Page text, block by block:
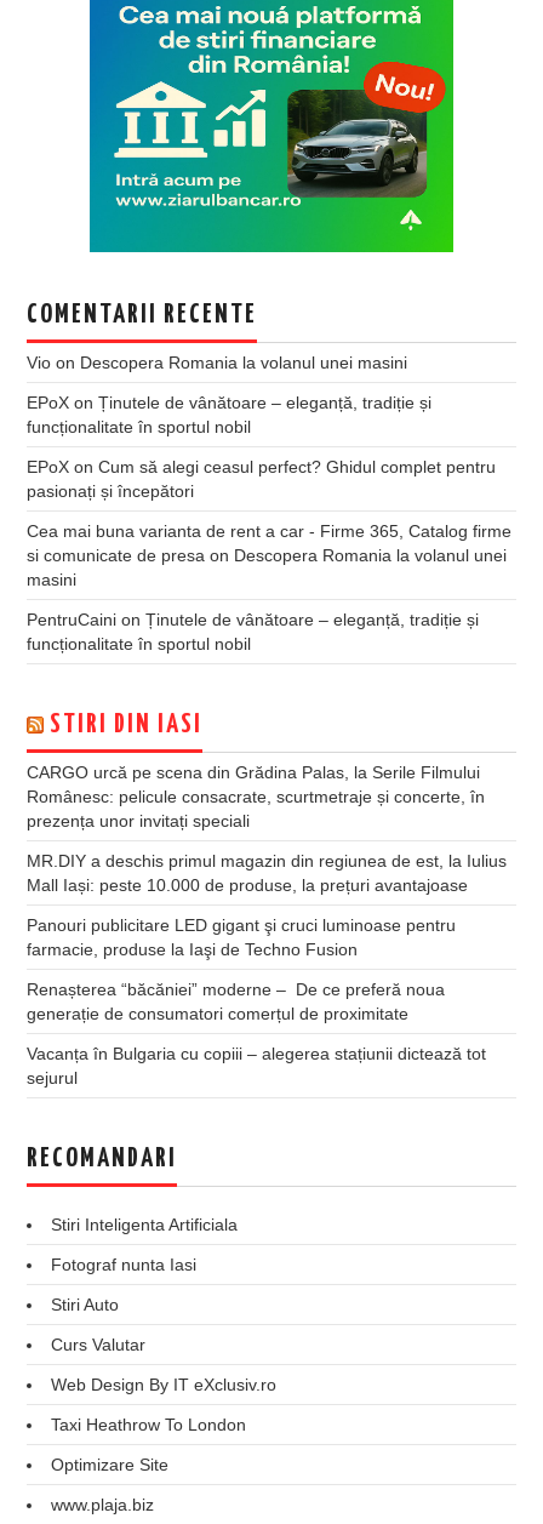
COMENTARII RECENTE
Vio on Descopera Romania la volanul unei masini
EPoX onȚinutele de vânătoare – eleganță, tradiție și
funcționalitate în sportul nobil
EPoX onCum să alegi ceasul perfect? Ghidul complet pentru
pasionați și începători
Cea mai buna varianta de rent a car - Firme 365, Catalog firme
si comunicate de presa on Descopera Romania la volanul unei
masini
PentruCaini onȚinutele de vânătoare – eleganță, tradiție și
funcționalitate în sportul nobil
STIRI DIN IASI
CARGO urcă pe scena din Grădina Palas, la Serile Filmului
Românesc: pelicule consacrate, scurtmetraje și concerte, în
prezența unor invitați speciali
MR.DIY a deschis primul magazin din regiunea de est, la Iulius
Mall Iași: peste 10.000 de produse, la prețuri avantajoase
Panouri publicitare LED gigant şi cruci luminoase pentru
farmacie, produse la Iaşi de Techno Fusion
Renașterea “băcăniei” moderne – De ce preferă noua
generație de consumatori comerțul de proximitate
Vacanța în Bulgaria cu copiii – alegerea stațiunii dictează tot
sejurul
RECOMANDARI
Stiri Inteligenta Artificiala
Fotograf nunta Iasi
Stiri Auto
Curs Valutar
Web Design By IT eXclusiv.ro
Taxi Heathrow To London
Optimizare Site
www.plaja.biz